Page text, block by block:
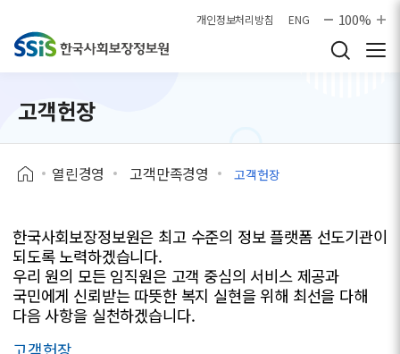
개인정보처리방침 ENG 100%
고객헌장
열린경영 고객만족경영 고객헌장
한국사회보장정보원은 최고 수준의 정보 플랫폼 선도기관이
되도록 노력하겠습니다.
우리 원의 모든 임직원은 고객 중심의 서비스 제공과
국민에게 신뢰받는 따뜻한 복지 실현을 위해 최선을 다해
다음 사항을 실천하겠습니다.